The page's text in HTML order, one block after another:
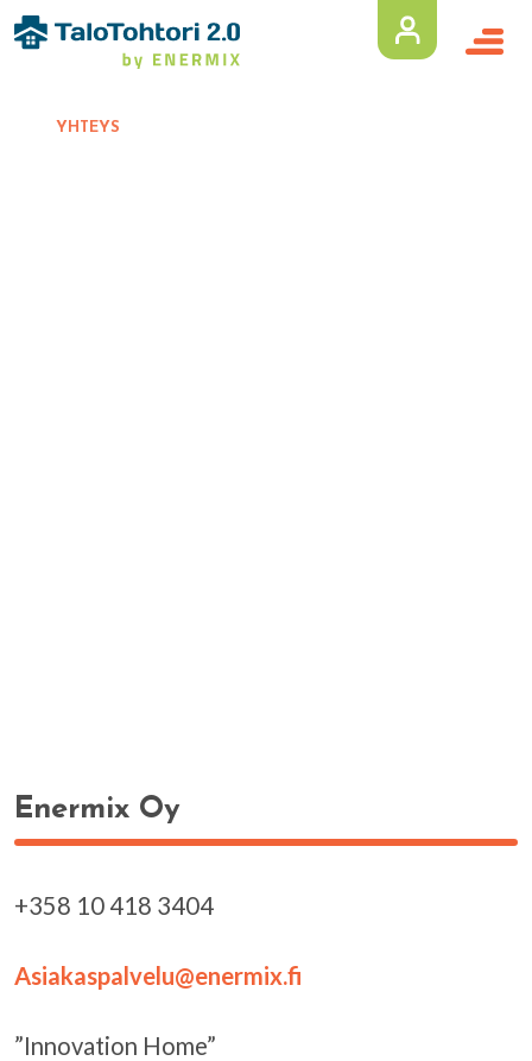
YHTEYS
Enermix Oy
+358 10 418 3404
Asiakaspalvelu@enermix.fi
”Innovation Home”